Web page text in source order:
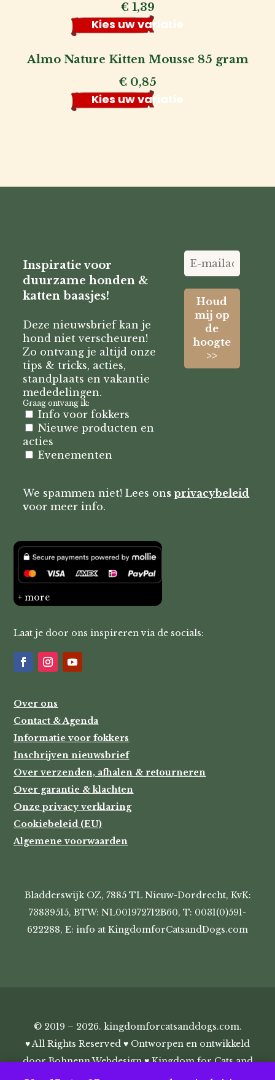
€ 1,39
Kies uw variatie
Almo Nature Kitten Mousse 85 gram
€ 0,85
Kies uw variatie
Inspiratie voor
duurzame honden &
katten baasjes!
Deze nieuwsbrief kan je
hond niet verscheuren!
Zo ontvang je altijd onze
tips & tricks, acties,
standplaats en vakantie
mededelingen.
Graag ontvang ik:
Info voor fokkers
Nieuwe producten en
acties
Evenementen
We spammen niet! Lees onsprivacybeleid
voor meer info.
+ more
Laat je door ons inspireren via de socials:
Over ons
Contact & Agenda
Informatie voor fokkers
Inschrijven nieuwsbrief
Over verzenden, afhalen & retourneren
Over garantie & klachten
Onze privacy verklaring
Cookiebeleid (EU)
Algemene voorwaarden
Bladderswijk OZ, 7885 TL Nieuw-Dordrecht, KvK:
73839515, BTW: NL001972712B60, T: 0031(0)591-
622288, E: info at KingdomforCatsandDogs.com
© 2019 – 2026. kingdomforcatsanddogs.com.
♥ All Rights Reserved ♥ Ontworpen en ontwikkeld
doorBohnenn Webdesign♥ Kingdom for Cats and